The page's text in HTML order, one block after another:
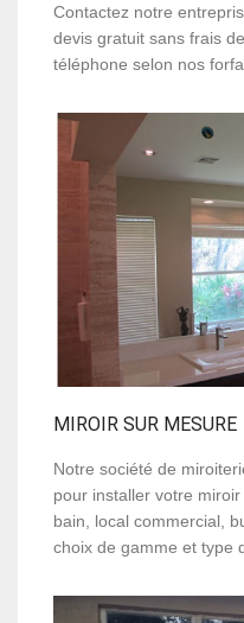
Contactez notre
devis gratuit sans frais
téléphone selon nos
MIROIR SUR MESURE
Notre société de
pour installer votre
bain, local commercial,
choix de gamme et type